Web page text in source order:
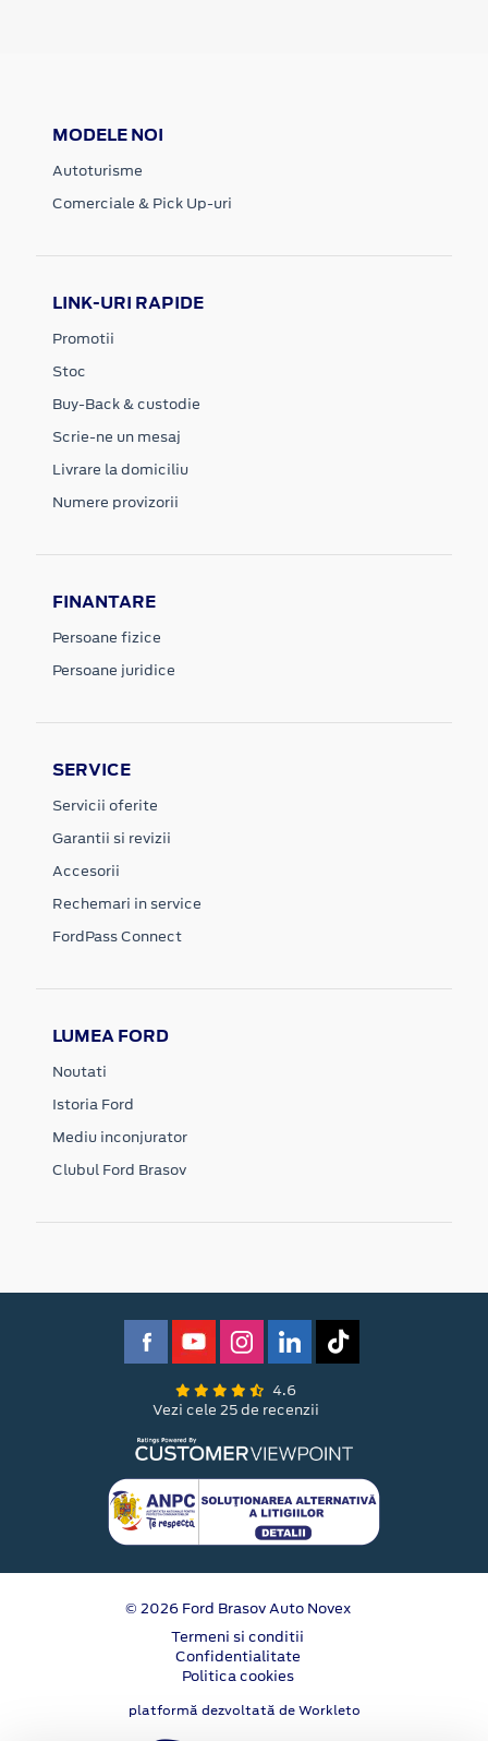
MODELE NOI
Autoturisme
Comerciale & Pick Up-uri
LINK-URI RAPIDE
Promotii
Stoc
Buy-Back & custodie
Scrie-ne un mesaj
Livrare la domiciliu
Numere provizorii
FINANTARE
Persoane fizice
Persoane juridice
SERVICE
Servicii oferite
Garantii si revizii
Accesorii
Rechemari in service
FordPass Connect
LUMEA FORD
Noutati
Istoria Ford
Mediu inconjurator
Clubul Ford Brasov
4.6
Vezi cele 25 de recenzii
© 2026 Ford Brasov Auto Novex
Termeni si conditii
Confidentialitate
Politica cookies
platformă dezvoltată de Workleto